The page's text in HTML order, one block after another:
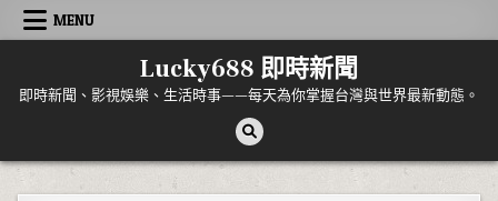
Skip to content
MENU
Lucky688 即時新聞
即時新聞、影視娛樂、生活時事——每天為你掌握台灣與世界最新動態。